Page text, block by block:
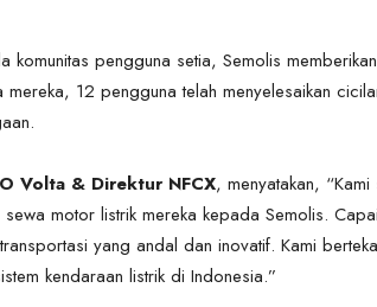
komunitas pengguna setia, Semolis
12 pengguna telah menyelesaikan
Volta & Direktur NFCX, menyatakan,
motor listrik mereka kepada Semolis.
yang andal dan inovatif. Kami
kendaraan listrik di Indonesia.”